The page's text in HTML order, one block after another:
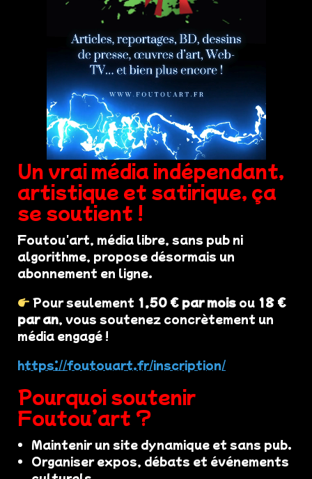
Un vrai média indépendant,
artistique et satirique, ça
se soutient !
Foutou'art, média libre, sans pub ni
algorithme, propose désormais un
abonnement en ligne.
Pour seulement 1,50 € par mois ou 18 €
par an, vous soutenez concrètement un
média engagé !
https://foutouart.fr/inscription/
Pourquoi soutenir
Foutou’art ?
Maintenir un site dynamique et sans pub.
Organiser expos, débats et événements